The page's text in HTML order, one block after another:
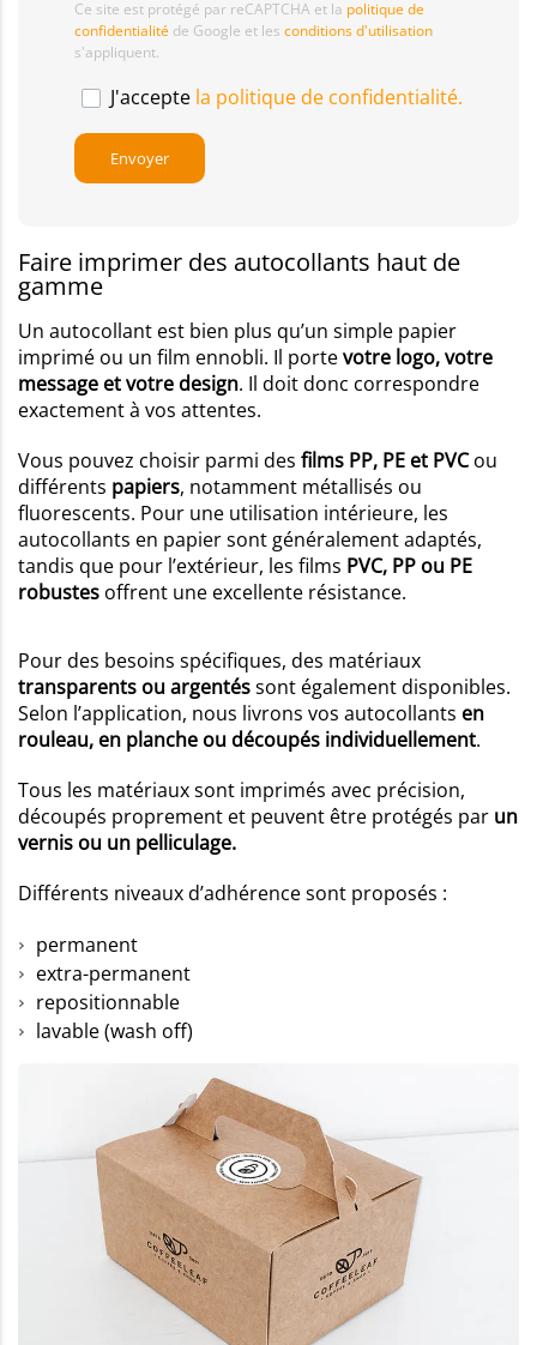
Ce site est protégé par reCAPTCHA et la politique de
confidentialité de Google et les conditions d'utilisation
s'appliquent.
J'accepte la politique de confidentialité.
Faire imprimer des autocollants haut de
gamme
Un autocollant est bien plus qu’un simple papier
imprimé ou un film ennobli. Il portevotre logo, votre
message et votre design. Il doit donc correspondre
exactement à vos attentes.
Vous pouvez choisir parmi des films PP, PE et PVCou
différents papiers, notamment métallisés ou
fluorescents. Pour une utilisation intérieure, les
autocollants en papier sont généralement adaptés,
tandis que pour l’extérieur, les films PVC, PP ou PE
robustes offrent une excellente résistance.
Pour des besoins spécifiques, des matériaux
transparents ou argentéssont également disponibles.
Selon l’application, nous livrons vos autocollants en
rouleau, en planche ou découpés individuellement.
Tous les matériaux sont imprimés avec précision,
découpés proprement et peuvent être protégés par un
vernis ou un pelliculage.
Différents niveaux d’adhérence sont proposés :
permanent
extra-permanent
repositionnable
lavable (wash off)